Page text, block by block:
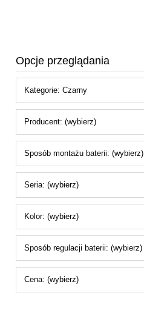
Opcje przeglądania
Kategorie: Czarny
Producent: (wybierz)
Sposób montażu baterii: (wybierz)
Seria: (wybierz)
Kolor: (wybierz)
Sposób regulacji baterii: (wybierz)
Cena: (wybierz)